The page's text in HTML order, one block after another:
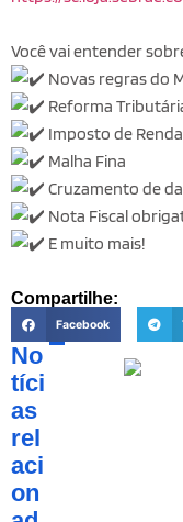
Você vai entender
Novas regras do
Reforma
Imposto de
Malha Fina
Cruzamento de
Nota Fiscal
E muito mais!
Compartilhe:
Facebook
No
tíci
as
rel
aci
on